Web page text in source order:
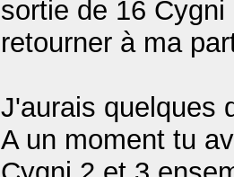
sortie de 16
retourner à ma
J'aurais quelques
A un moment tu